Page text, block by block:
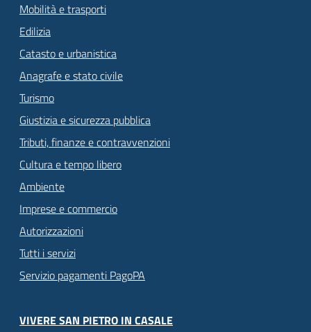
Mobilità e trasporti
Edilizia
Catasto e urbanistica
Anagrafe e stato civile
Turismo
Giustizia e sicurezza pubblica
Tributi, finanze e contravvenzioni
Cultura e tempo libero
Ambiente
Imprese e commercio
Autorizzazioni
Tutti i servizi
Servizio pagamenti PagoPA
VIVERE SAN PIETRO IN CASALE